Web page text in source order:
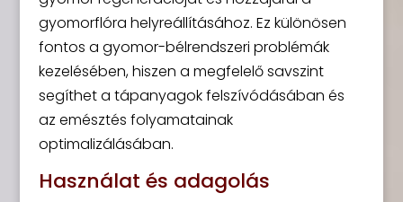
gyomorflóra helyreállításához. Ez különösen
fontos a gyomor-bélrendszeri problémák
kezelésében, hiszen a megfelelő savszint
segíthet a tápanyagok felszívódásában és
az emésztés folyamatainak
optimalizálásában.
Használat és adagolás